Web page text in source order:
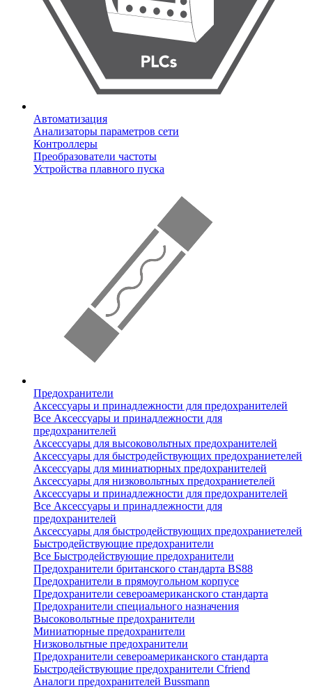
Автоматизация
Анализаторы параметров сети
Контроллеры
Преобразователи частоты
Устройства плавного пуска
Предохранители
Аксессуары и принадлежности для предохранителей
Все Аксессуары и принадлежности для
предохранителей
Аксессуары для высоковольтных предохранителей
Аксессуары для быстродействующих предохраниетелей
Аксессуары для миниатюрных предохранителей
Аксессуары для низковольтных предохраниетелей
Аксессуары и принадлежности для предохранителей
Все Аксессуары и принадлежности для
предохранителей
Аксессуары для быстродействующих предохраниетелей
Быстродействующие предохранители
Все Быстродействующие предохранители
Предохранители британского стандарта BS88
Предохранители в прямоугольном корпусе
Предохранители североамериканского стандарта
Предохранители специального назначения
Высоковольтные предохранители
Миниатюрные предохранители
Низковольтные предохранители
Предохранители североамериканского стандарта
Быстродействующие предохранители Cfriend
Аналоги предохранителей Bussmann